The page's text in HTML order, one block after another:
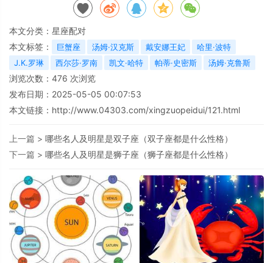
本文分类： 星座配对
本文标签：
巨蟹座 汤姆·汉克斯 戴安娜王妃
哈里·波特
J.K.罗琳
西尔莎·罗南 凯文·哈特 帕蒂·史密斯 汤姆·克鲁斯
浏览次数： 476 次浏览
发布日期：2025-05-05 00:07:53
本文链接： http://www.04303.com/xingzuopeidui/121.html
上一篇 > 哪些名人及明星是双子座（双子座都是什么性格）
下一篇 > 哪些名人及明星是狮子座（狮子座都是什么性格）